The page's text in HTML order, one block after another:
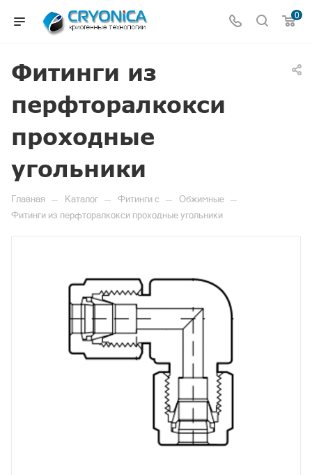
0
Фитинги из
перфторалкокси
проходные
угольники
Главная — Каталог — Фитинги c — Обжимные —
Фитинги из перфторалкокси проходные угольники